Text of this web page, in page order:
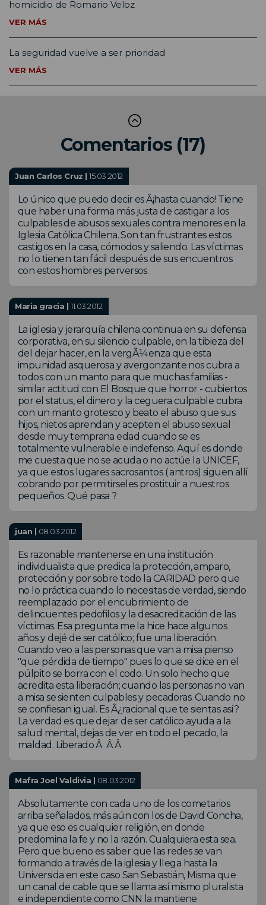
homicidio de Romario Veloz
VER MÁS
La seguridad vuelve a ser prioridad
VER MÁS
Comentarios (17)
Juan Carlos Cruz |15.03.2012
Lo único que puedo decir es Â¡hasta cuando! Tiene
que haber una forma más justa de castigar a los
culpables de abusos sexuales contra menores en la
Iglesia Católica Chilena. Son tan frustrantes estos
castigos en la casa, cómodos y saliendo. Las víctimas
no lo tienen tan fácil después de sus encuentros
con estos hombres perversos.
Maria gracia |11.03.2012
La iglesia y jerarquía chilena continua en su defensa
corporativa, en su silencio culpable, en la tibieza del
del dejar hacer, en la vergÃ¼enza que esta
impunidad asquerosa y avergonzante nos cubra a
todos con un manto para que muchas familias -
similar actitud con El Bosque que horror - cubiertos
por el status, el dinero y la ceguera culpable cubra
con un manto grotesco y beato el abuso que sus
hijos, nietos aprendan y acepten el abuso sexual
desde muy temprana edad cuando se es
totalmente vulnerable e indefenso. Aquí es donde
me cuesta que no se acuda o no actúe la UNICEF,
ya que estos lugares sacrosantos ( antros) siguen allí
cobrando por permitirseles prostituir a nuestros
pequeños. Qué pasa ?
juan | 08.03.2012
Es razonable mantenerse en una institución
individualista que predica la protección, amparo,
protección y por sobre todo la CARIDAD pero que
no lo práctica cuando lo necesitas de verdad, siendo
reemplazado por el encubrimiento de
delincuentes pedofilos y la desacreditación de las
víctimas. Esa pregunta me la hice hace algunos
años y dejé de ser católico; fue una liberación.
Cuando veo a las personas que van a misa pienso
"que pérdida de tiempo" pues lo que se dice en el
púlpito se borra con el codo. Un solo hecho que
acredita esta liberación; cuando las personas no van
a misa se sienten culpables y pecadoras. Cuando no
se confiesan igual. Es Â¿racional que te sientas así?
La verdad es que dejar de ser católico ayuda a la
salud mental, dejas de ver en todo el pecado, la
maldad. Liberado Â Â Â
Mafra Joel Valdivia | 08.03.2012
Absolutamente con cada uno de los cometarios
arriba señalados, más aún con los de David Concha,
ya que eso es cualquier religión, en donde
predomina la fe y no la razón. Cualquiera esta sea.
Pero que bueno es saber que las redes se van
formando a través de la iglesia y llega hasta la
Universida en este caso San Sebastián, Misma que
un canal de cable que se llama así mismo pluralista
e independiente como CNN la mantiene